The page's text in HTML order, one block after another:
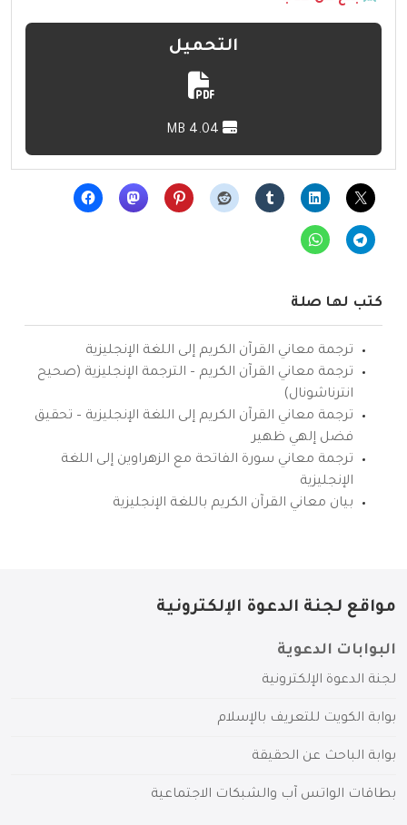
التحميل
كتب لها صلة
ترجمة معاني القرآن الكريم إلى اللغة الإنجليزية
ترجمة معاني القرآن الكريم – الترجمة الإنجليزية (صحيح
انترناشونال)
ترجمة معاني القرآن الكريم إلى اللغة الإنجليزية – تحقيق
فضل إلهي ظهير
ترجمة معاني سورة الفاتحة مع الزهراوين إلى اللغة
الإنجليزية
بيان معاني القرآن الكريم باللغة الإنجليزية
مواقع لجنة الدعوة الإلكترونية
البوابات الدعوية
لجنة الدعوة الإلكترونية
بوابة الكويت للتعريف بالإسلام
بوابة الباحث عن الحقيقة
بطاقات الواتس آب والشبكات الاجتماعية